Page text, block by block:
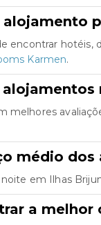
encontrar hotéis,
Karmen.
melhores
médio
em Ilhas
a